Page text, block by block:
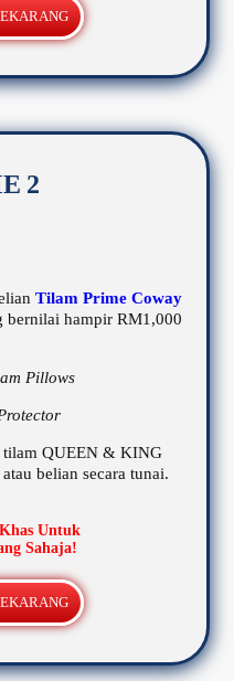
2
Tilam Prime Coway
bernilai hampir RM1,000
Pillows
QUEEN & KING
belian secara tunai.
Untuk
Sahaja!